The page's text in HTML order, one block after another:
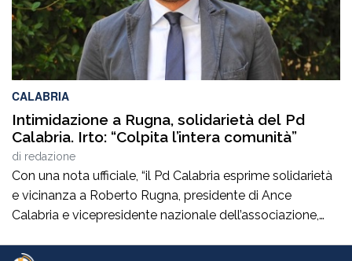
CALABRIA
Intimidazione a Rugna, solidarietà del Pd
Calabria. Irto: “Colpita l’intera comunità”
di redazione
Con una nota ufficiale, “il Pd Calabria esprime solidarietà
e vicinanza a Roberto Rugna, presidente di Ance
Calabria e vicepresidente nazionale dell’associazione,
azienda a Schiavonea (Cs), dove sono stati